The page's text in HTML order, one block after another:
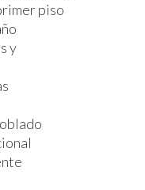
piso
y